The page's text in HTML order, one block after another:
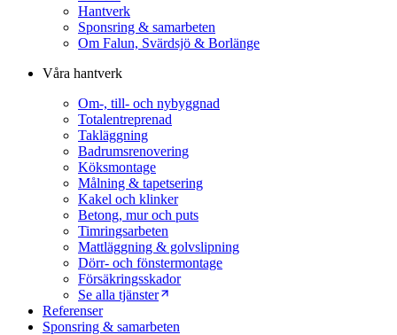
Hantverk
Sponsring & samarbeten
Om Falun, Svärdsjö & Borlänge
Våra hantverk
Om-, till- och nybyggnad
Totalentreprenad
Takläggning
Badrumsrenovering
Köksmontage
Målning & tapetsering
Kakel och klinker
Betong, mur och puts
Timringsarbeten
Mattläggning & golvslipning
Dörr- och fönstermontage
Försäkringsskador
Se alla tjänster
Referenser
Sponsring & samarbeten